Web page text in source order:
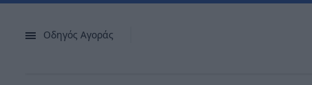
Οδηγός Αγοράς